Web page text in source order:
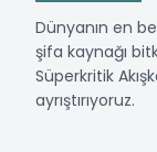
Dünyanın en
şifa kaynağı
Süperkritik
ayrıştırıyoruz.